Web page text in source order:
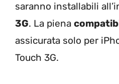
saranno installabili
3G. La piena
assicurata solo per
Touch 3G.